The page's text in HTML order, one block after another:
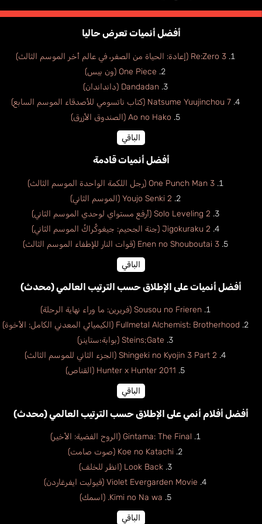
أفضل أنميات تعرض حاليا
Re:Zero 3 (إعادة: الحياة من الصفر، في عالم أخر الموسم الثالث)
One Piece (ون بيس)
Dandadan (دانداندان)
Natsume Yuujinchou 7 (كتاب ناتسومي للأصدقاء الموسم السابع)
Ao no Hako (الصندوق الأزرق)
الباقي
أفضل أنميات قادمة
One Punch Man 3 (رجل اللكمة الواحدة الموسم الثالث)
Youjo Senki 2 (الموسم الثاني)
Solo Leveling 2 (أرفع مستواي لوحدي الموسم الثاني)
Jigokuraku 2 (جنة الجحيم: جيغوكُراكُ الموسم الثاني)
Enen no Shouboutai 3 (قوات النار للإطفاء الموسم الثالث)
الباقي
أفضل أنميات على الإطلاق حسب الترتيب العالمي (محدث)
Sousou no Frieren (فريرين: ما وراء نهاية الرحلة)
Fullmetal Alchemist: Brotherhood (الكيميائي المعدني الكامل: الأخوة)
Steins;Gate (بوابة؛ستاينز)
Shingeki no Kyojin 3 Part 2 (الجزء الثاني للموسم الثالث)
Hunter x Hunter 2011 (القناص)
الباقي
أفضل أفلام أنمي على الإطلاق حسب الترتيب العالمي (محدث)
Gintama: The Final (الروح الفضية: الأخير)
Koe no Katachi (صوت صامت)
Look Back (انظر للخلف)
Violet Evergarden Movie (فيوليت ايفرغاردن)
Kimi no Na wa. (اسمك)
الباقي